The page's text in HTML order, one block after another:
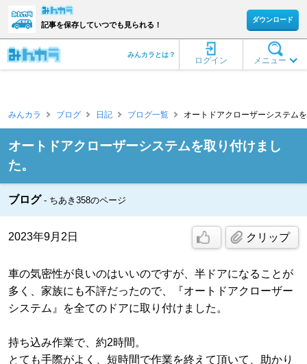
記事を保存していつでも見られる！
ダウンロード
メニュー
ログイン
みんカラとは？
みんカラ ブログ 日記 ブログ一覧 オートドアクローザーシステム
オートドアクローザーシステムを取り付けまし
た。
ブログ ちあき358のページ
2023年9月2日 クリップ
車の気密性が良いのはいいのですが、半ドアになることが
多く、家族にも不評だったので、『オートドアクローザー
システム』を全てのドアに取り付けました。
持ち込み作業で、約2時間。
とても手際がよく、短時間で作業を終えて頂いて、助かり